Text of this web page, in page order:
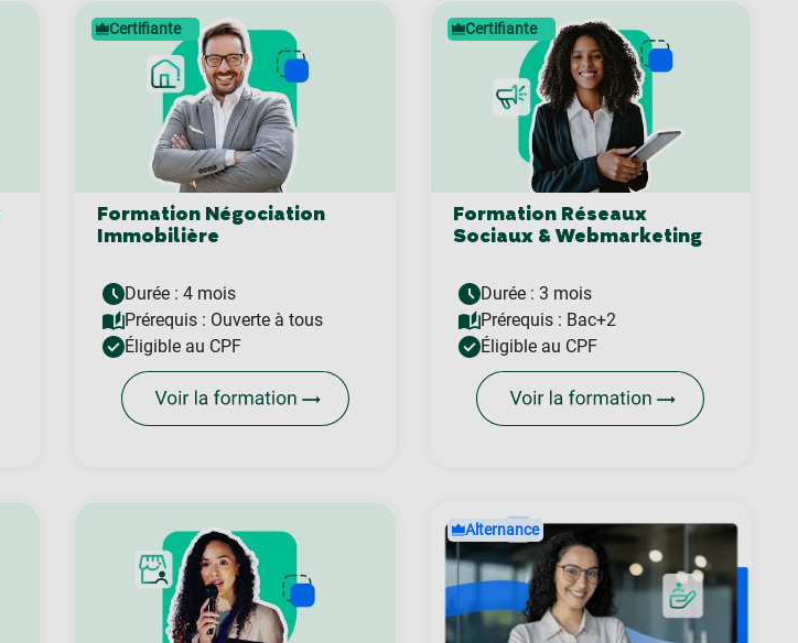
Certifiante
Formation Négociation
Immobilière
Durée : 4 mois
Prérequis : Ouverte à tous
Éligible au CPF
Certifiante
Formation Réseaux
Sociaux & Webmarketing
Durée : 3 mois
Prérequis : Bac+2
Éligible au CPF
Alternance